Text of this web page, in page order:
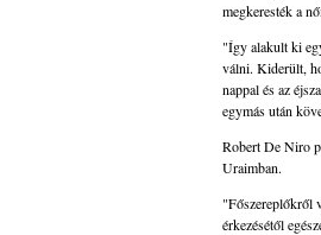
megkeresték a
"Így alakult ki
válni. Kiderült,
nappal és az
egymás után
Robert De Niro
Uraimban.
"Főszereplőkről
érkezésétől